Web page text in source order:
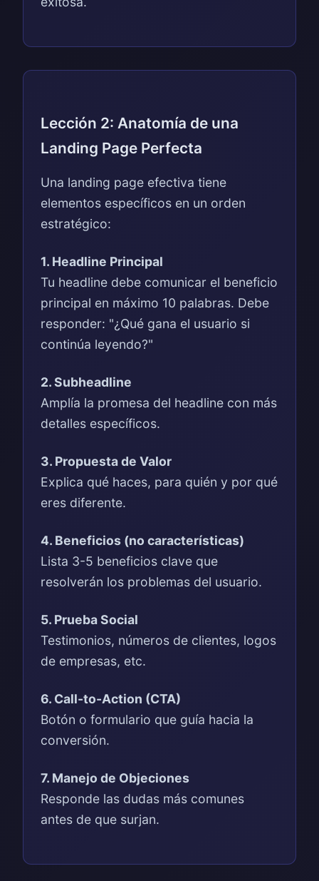
Lección 2: Anatomía de una
Landing Page Perfecta
Una landing page efectiva tiene
elementos específicos en un orden
estratégico:
1. Headline Principal
Tu headline debe comunicar el beneficio
principal en máximo 10 palabras. Debe
responder: "¿Qué gana el usuario si
continúa leyendo?"
2. Subheadline
Amplía la promesa del headline con más
detalles específicos.
3. Propuesta de Valor
Explica qué haces, para quién y por qué
eres diferente.
4. Beneficios (no características)
Lista 3-5 beneficios clave que
resolverán los problemas del usuario.
5. Prueba Social
Testimonios, números de clientes, logos
de empresas, etc.
6. Call-to-Action (CTA)
Botón o formulario que guía hacia la
conversión.
7. Manejo de Objeciones
Responde las dudas más comunes
antes de que surjan.